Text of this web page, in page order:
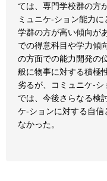
ては、専門学校群の方
ミュニケ-ション能力
学群の方が高い傾向が
での得意科目や学力傾
の方面での能力開発の
般に物事に対する積極
劣るが、コミュニケ-
では、今後さらなる検
ケ-ションに対する自
なかった。